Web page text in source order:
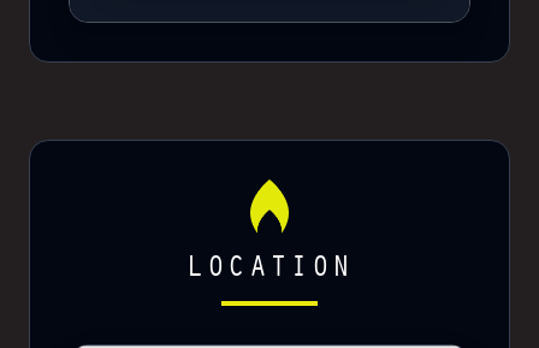
LOCATION